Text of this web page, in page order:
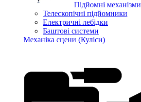
Підйомні механізми
Телескопічні підйомники
Електричні лебідки
Баштові системи
Механіка сцени (Куліси)